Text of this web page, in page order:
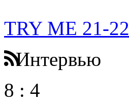
TRY ME 21-22
Интервью
8 : 4